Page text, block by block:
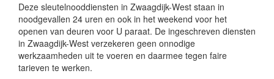
Deze sleutelnooddiensten in Zwaagdijk-West staan in
noodgevallen 24 uren en ook in het weekend voor het
openen van deuren voor U paraat. De ingeschreven diensten
in Zwaagdijk-West verzekeren geen onnodige
werkzaamheden uit te voeren en daarmee tegen faire
tarieven te werken.